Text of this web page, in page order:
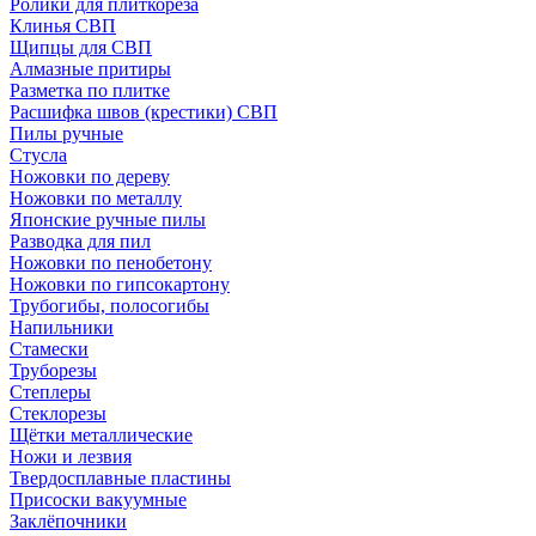
Ролики для плиткореза
Клинья СВП
Щипцы для СВП
Алмазные притиры
Разметка по плитке
Расшифка швов (крестики) СВП
Пилы ручные
Стусла
Ножовки по дереву
Ножовки по металлу
Японские ручные пилы
Разводка для пил
Ножовки по пенобетону
Ножовки по гипсокартону
Трубогибы, полосогибы
Напильники
Стамески
Труборезы
Степлеры
Стеклорезы
Щётки металлические
Ножи и лезвия
Твердосплавные пластины
Присоски вакуумные
Заклёпочники